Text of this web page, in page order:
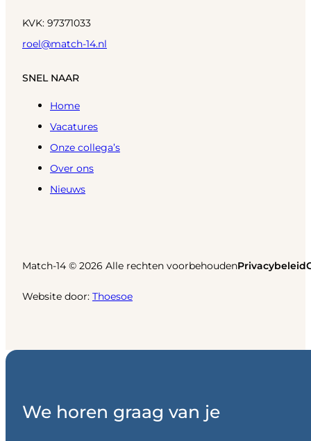
KVK: 97371033
roel@match-14.nl
SNEL NAAR
Home
Vacatures
Onze collega’s
Over ons
Nieuws
Match-14 © 2026 Alle rechten voorbehoudenPrivacybeleid
Website door: Thoesoe
We horen graag van je